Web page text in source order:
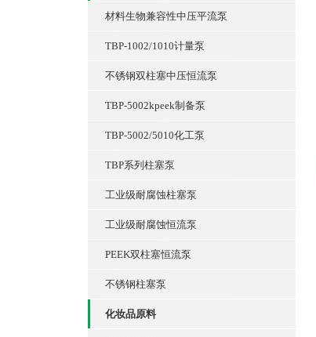
材料生物兼容性中压平流泵
TBP-1002/1010计量泵
不锈钢双柱塞中压恒流泵
TBP-5002kpeek制备泵
TBP-5002/5010化工泵
TBP系列柱塞泵
工业级耐腐蚀柱塞泵
工业级耐腐蚀恒流泵
PEEK双柱塞恒流泵
不锈钢柱塞泵
化妆品原料